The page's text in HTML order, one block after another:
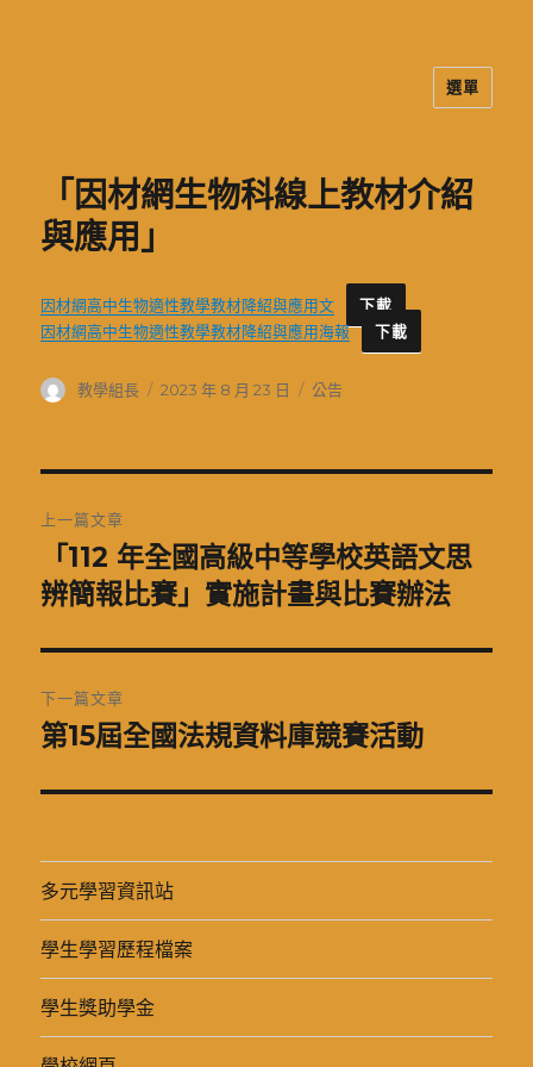
選單
「因材網生物科線上教材介紹
與應用」
因材網高中生物適性教學教材降紹與應用文 下載
因材網高中生物適性教學教材降紹與應用海報 下載
作
教學組長
發
2023 年 8 月 23 日
分
公告
章
導
覽
上一篇文章
上
一
文
章:
「112 年全國高級中等學校英語文思
辨簡報比賽」實施計畫與比賽辦法
下一篇文章
下
篇
章:
第15屆全國法規資料庫競賽活動
多元學習資訊站
學生學習歷程檔案
學生獎助學金